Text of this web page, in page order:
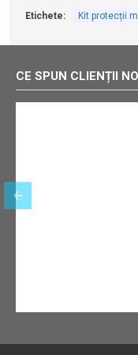
Etichete: Kit protecții
CE SPUN CLIENȚII